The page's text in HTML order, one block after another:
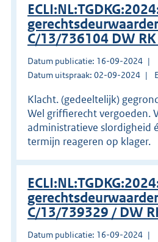
C/13/736104 DW
Datum publicatie: 16-09-2024
Datum uitspraak: 02-09-2024
Klacht. (gedeeltelijk)
Wel griffierecht vergoeden.
administratieve slordigheid
termijn reageren op klager.
C/13/739329 / DW
Datum publicatie: 16-09-2024